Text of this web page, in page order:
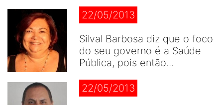
22/05/2013
Silval Barbosa diz que o foco
do seu governo é a Saúde
Pública, pois então...
22/05/2013